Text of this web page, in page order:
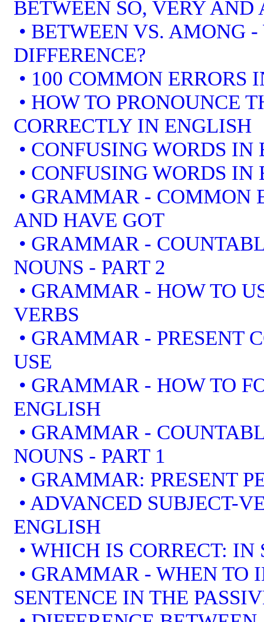
BETWEEN SO, VERY AND
• BETWEEN VS. AMONG
DIFFERENCE?
• 100 COMMON ERRORS
• HOW TO PRONOUNCE
CORRECTLY IN ENGLISH
• CONFUSING WORDS
• CONFUSING WORDS
• GRAMMAR - COMMON
AND HAVE GOT
• GRAMMAR -
NOUNS - PART 2
• GRAMMAR - HOW TO
VERBS
• GRAMMAR - PRESENT
USE
• GRAMMAR - HOW TO
ENGLISH
• GRAMMAR -
NOUNS - PART 1
• GRAMMAR: PRESENT
• ADVANCED SUBJECT-
ENGLISH
• WHICH IS CORRECT: IN
• GRAMMAR - WHEN TO
SENTENCE IN THE